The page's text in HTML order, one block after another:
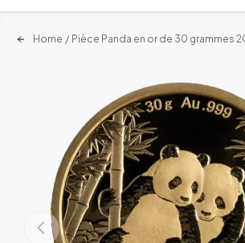
Home / Pièce Panda en or de 30 grammes